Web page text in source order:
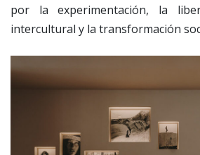
por la experimentación, la
intercultural y la transformación